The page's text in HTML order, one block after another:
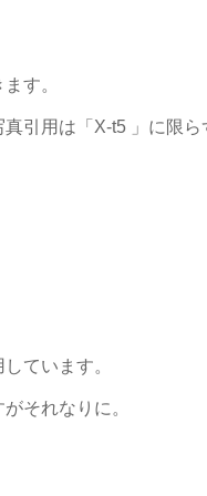
す。
真引用は「X-t5 」に限ら
ています。
それなりに。